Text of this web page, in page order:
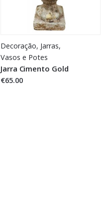
Decoração, Jarras,
Vasos e Potes
Jarra Cimento Gold
€65.00